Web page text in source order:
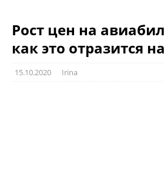
Рост цен на
как это отразится
15.10.2020 Irina